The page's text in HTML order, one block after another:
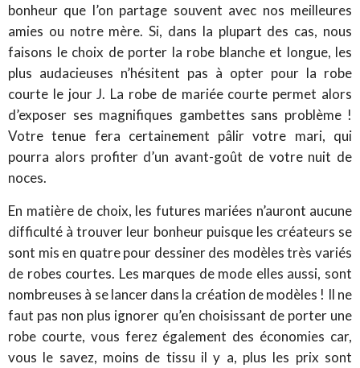
bonheur que l’on partage souvent avec nos meilleures
amies ou notre mère. Si, dans la plupart des cas, nous
faisons le choix de porter la robe blanche et longue, les
plus audacieuses n’hésitent pas à opter pour la robe
courte le jour J. La robe de mariée courte permet alors
d’exposer ses magnifiques gambettes sans problème !
Votre tenue fera certainement pâlir votre mari, qui
pourra alors profiter d’un avant-goût de votre nuit de
noces.
En matière de choix, les futures mariées n’auront aucune
difficulté à trouver leur bonheur puisque les créateurs se
sont mis en quatre pour dessiner des modèles très variés
de robes courtes. Les marques de mode elles aussi, sont
nombreuses à se lancer dans la création de modèles ! Il ne
faut pas non plus ignorer qu’en choisissant de porter une
robe courte, vous ferez également des économies car,
vous le savez, moins de tissu il y a, plus les prix sont